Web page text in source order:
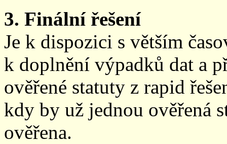
3. Finální řešení
Je k dispozici s větším
k doplnění výpadků dat a
ověřené statuty z rapid
kdy by už jednou ověřená
ověřena.